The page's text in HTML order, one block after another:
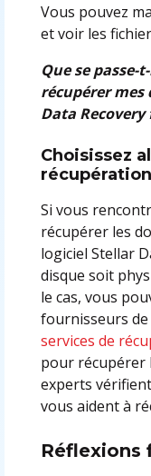
Vous pouvez
et voir les
Que se passe-
récupérer mes
Data
Choisissez
Si vous
récupérer les
logiciel Stellar
disque soit
le cas, vous
fournisseurs de
services de
pour récupérer
experts
vous aident à
Réflexions